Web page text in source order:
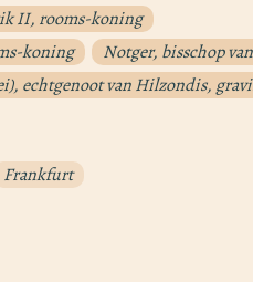
II, rooms-koning
koning
Notger, bisschop
echtgenoot van Hilzondis,
Frankfurt